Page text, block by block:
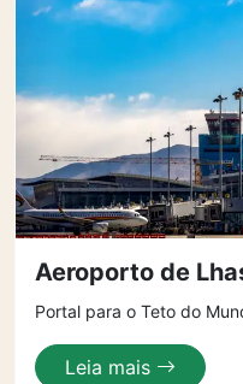
Aeroporto de
Portal para o Teto do
Leia mais